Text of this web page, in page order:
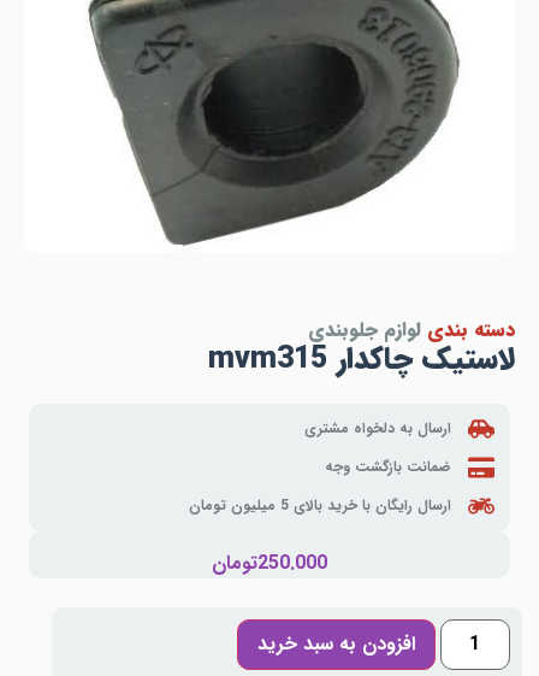
دسته بندی لوازم جلوبندی
لاستیک چاکدار mvm315
ارسال به دلخواه مشتری
ضمانت بازگشت وجه
ارسال رایگان با خرید بالای 5 میلیون تومان
250.000تومان
افزودن به سبد خرید